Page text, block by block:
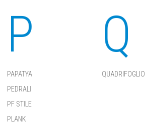
P
PAPATYA
PEDRALI
PF STILE
PLANK
Q
QUADRIFOGLIO